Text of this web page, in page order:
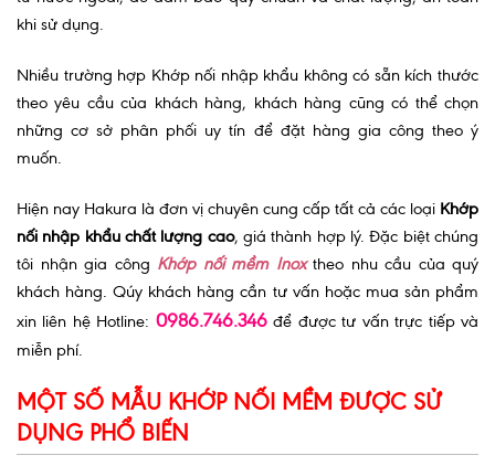
khi sử dụng.
Nhiều trường hợp Khớp nối nhập khẩu không có sẵn kích thước
theo yêu cầu của khách hàng, khách hàng cũng có thể chọn
những cơ sở phân phối uy tín để đặt hàng gia công theo ý
muốn.
Hiện nay Hakura là đơn vị chuyên cung cấp tất cả các loại Khớp
nối nhập khẩu chất lượng cao, giá thành hợp lý. Đặc biệt chúng
tôi nhận gia công Khớp nối mềm Inoxtheo nhu cầu của quý
khách hàng. Qúy khách hàng cần tư vấn hoặc mua sản phẩm
xin liên hệ Hotline: 0986.746.346để được tư vấn trực tiếp và
miễn phí.
MỘT SỐ MẪU KHỚP NỐI MỀM ĐƯỢC SỬ
DỤNG PHỔ BIẾN